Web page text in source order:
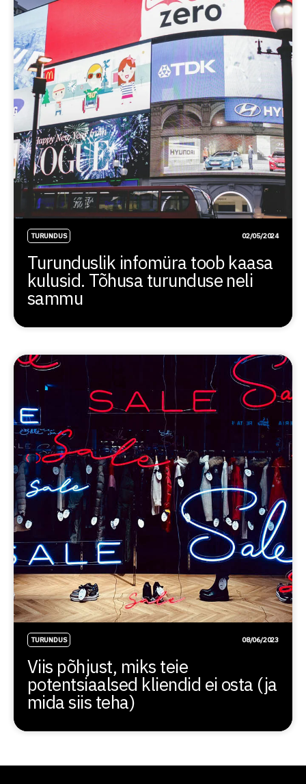
TURUNDUS 02/05/2024
Turunduslik infomüra toob kaasa
kulusid. Tõhusa turunduse neli
sammu
TURUNDUS 08/06/2023
Viis põhjust, miks teie
potentsiaalsed kliendid ei osta (ja
mida siis teha)